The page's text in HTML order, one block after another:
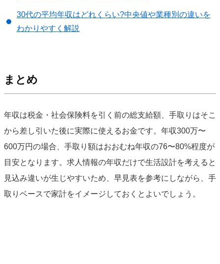
30代の平均年収はどれくらい?中央値や業種別の違いを
わかりやすく解説
まとめ
年収は税金・社会保険料を引く前の総支給額、手取りはそこ
から差し引いた後に実際に使えるお金です。年収300万〜
600万円の場合、手取り額はおおむね年収の76〜80%程度が
目安となります。求人情報の年収だけで生活設計を考えると
見込み違いが生じやすいため、早見表を参考にしながら、手
取りベースで家計をイメージしておくとよいでしょう。